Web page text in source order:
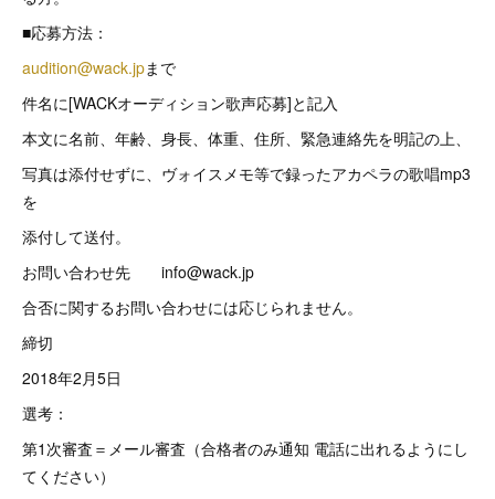
■応募方法：
audition@wack.jpまで
件名に[WACKオーディション歌声応募]と記入
本文に名前、年齢、身長、体重、住所、緊急連絡先を明記の上、
写真は添付せずに、ヴォイスメモ等で録ったアカペラの歌唱mp3
を
添付して送付。
お問い合わせ先 info@wack.jp
合否に関するお問い合わせには応じられません。
締切
2018年2月5日
選考：
第1次審査＝メール審査（合格者のみ通知 電話に出れるようにし
てください）